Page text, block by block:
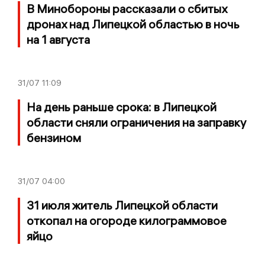
В Минобороны рассказали о сбитых
дронах над Липецкой областью в ночь
на 1 августа
31/07 11:09
На день раньше срока: в Липецкой
области сняли ограничения на заправку
бензином
31/07 04:00
31 июля житель Липецкой области
откопал на огороде килограммовое
яйцо